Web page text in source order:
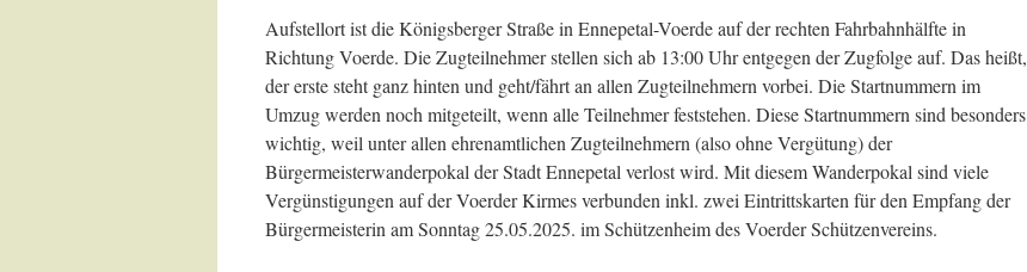
Aufstellort ist die Königsberger Straße in Ennepetal-Voerde auf der rechten Fahrbahnhälfte in
Richtung Voerde. Die Zugteilnehmer stellen sich ab 13:00 Uhr entgegen der Zugfolge auf. Das heißt,
der erste steht ganz hinten und geht/fährt an allen Zugteilnehmern vorbei. Die Startnummern im
Umzug werden noch mitgeteilt, wenn alle Teilnehmer feststehen. Diese Startnummern sind besonders
wichtig, weil unter allen ehrenamtlichen Zugteilnehmern (also ohne Vergütung) der
Bürgermeisterwanderpokal der Stadt Ennepetal verlost wird. Mit diesem Wanderpokal sind viele
Vergünstigungen auf der Voerder Kirmes verbunden inkl. zwei Eintrittskarten für den Empfang der
Bürgermeisterin am Sonntag 25.05.2025. im Schützenheim des Voerder Schützenvereins.